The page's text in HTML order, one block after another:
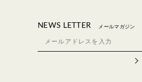
NEWS LETTER メールマガジン